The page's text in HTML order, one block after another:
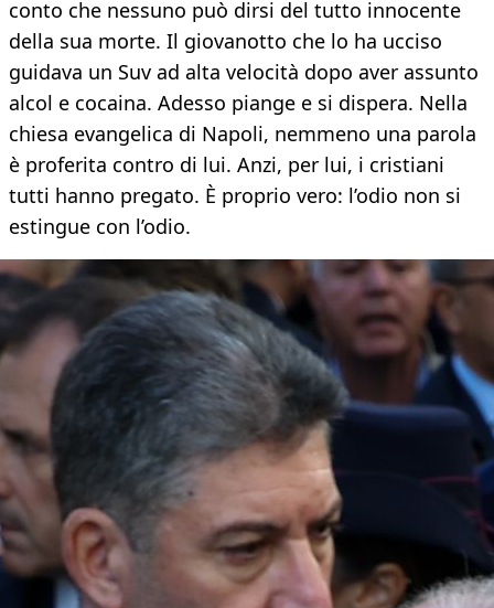
conto che nessuno può dirsi del tutto innocente
della sua morte. Il giovanotto che lo ha ucciso
guidava un Suv ad alta velocità dopo aver assunto
alcol e cocaina. Adesso piange e si dispera. Nella
chiesa evangelica di Napoli, nemmeno una parola
è proferita contro di lui. Anzi, per lui, i cristiani
tutti hanno pregato. È proprio vero: l’odio non si
estingue con l’odio.